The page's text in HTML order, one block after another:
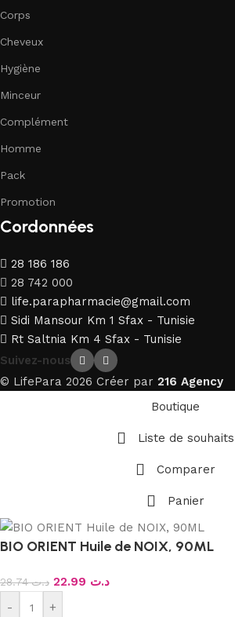
Corps
Cheveux
Hygiène
Minceur
Complément
Homme
Pack
Promotion
Cordonnées
28 186 186
28 742 000
life.parapharmacie@gmail.com
Sidi Mansour Km 1 Sfax - Tunisie
Rt Saltnia Km 4 Sfax - Tunisie
Suivez-nous
© LifePara 2026 Créer par 216 Agency
Boutique
Liste de souhaits
Comparer
Panier
BIO ORIENT Huile de NOIX, 90ML
د.ت28.74 د.ت
-
+